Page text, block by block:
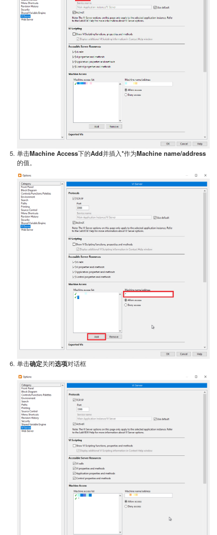
单击Machine Access下的Add并插入*作为Machine name/address
的值。
单击确定关闭选项对话框